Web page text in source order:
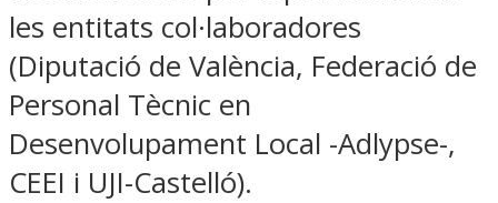
les entitats col·laboradores
(Diputació de València, Federació de
Personal Tècnic en
Desenvolupament Local -Adlypse-,
CEEI i UJI-Castelló).